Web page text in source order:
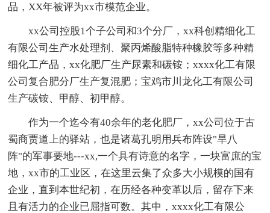
品，XX年被评为xx市模范企业。
xx公司控股1个子公司和3个分厂，xx科创精细化工
有限公司生产水处理剂、聚丙烯酸脂特种橡胶等多种精
细化工产品，xx化肥厂生产尿素和碳铵；xxxx化工有限
公司复合肥分厂生产复混肥；宝鸡市川龙化工有限公司
生产碳铵、甲醇、初甲醇。
作为一个迄今有40余年的老化肥厂，xx公司位于古
蜀商贾道上的驿站，也是诸葛孔明用兵布阵设"旱八
阵"的军事要地---xx,一个具有诗意的名字，一块富庶的宝
地，xx市的工业区，在这里云集了众多大小规模的国有
企业，直到本世纪初，在历经各种变革以后，留存下来
且有活力的企业已屈指可数。其中，xxxx化工有限公